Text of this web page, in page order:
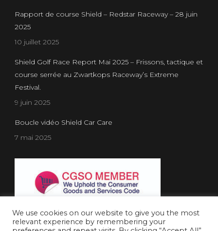
Rapport de course Shield – Redstar Raceway – 28 juin
2025
10 juillet 2025
Shield Golf Race Report Mai 2025 – Frissons, tactique et
course serrée au Zwartkops Raceway’s Extreme
Festival.
9 juin 2025
Boucle vidéo Shield Car Care
7 mai 2025
We use cookies on our website to give you the most
relevant experience by remembering your